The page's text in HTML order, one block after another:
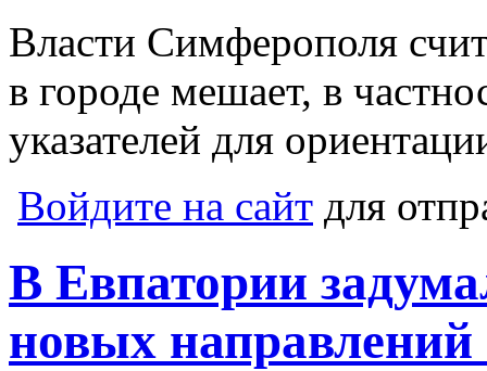
Власти Симферополя
в городе мешает, в
указателей для
Войдите на сайт для
В Евпатории
новых направлений